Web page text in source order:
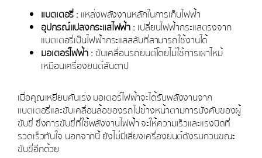
แบตเตอรี่ :แหล่งพลังงานหลักในการเก็บไฟฟ้า
อุปกรณ์แปลงกระแสไฟฟ้า :เปลี่ยนไฟฟ้ากระแสตรงจาก
แบตเตอรี่เป็นไฟฟ้ากระแสสลับที่สามารถใช้งานได้
มอเตอร์ไฟฟ้า :ขับเคลื่อนรถยนต์โดยไม่ใช้การเผาไหม้
เหมือนเครื่องยนต์สันดาป
เมื่อคุณเหยียบคันเร่ง มอเตอร์ไฟฟ้าจะได้รับพลังงานจาก
แบตเตอรี่และขับเคลื่อนล้อของรถไปข้างหน้าตามการบังคับของผู้
ขับขี่ ซึ่งการขับขี่ที่ใช้พลังงานไฟฟ้า จะให้ความเร็วและแรงบิดที่
รวดเร็วทันใจ นอกจากนี้ ยังไม่มีเสียงเครื่องยนต์ดังรบกวนขณะ
ขับขี่อีกด้วย